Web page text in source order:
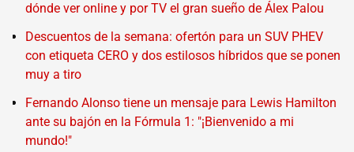
dónde ver online y por TV el gran sueño de Álex Palou
Descuentos de la semana: ofertón para un SUV PHEV
con etiqueta CERO y dos estilosos híbridos que se ponen
muy a tiro
Fernando Alonso tiene un mensaje para Lewis Hamilton
ante su bajón en la Fórmula 1: "¡Bienvenido a mi
mundo!"